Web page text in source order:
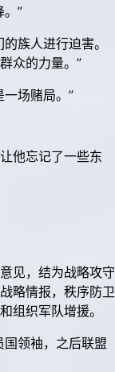
”
族人进行迫害。
众的力量。”
场赌局。”
他忘记了一些东
见，结为战略攻守
略情报，秩序防卫
组织军队增援。
领袖，之后联盟